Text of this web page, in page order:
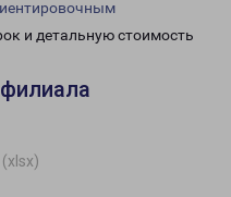
и детальную стоимость
(xlsx)